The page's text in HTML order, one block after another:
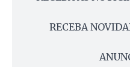
RECEBA